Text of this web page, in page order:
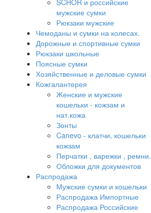
SCHOR и российские
мужские сумки
Рюкзаки мужские
Чемоданы и сумки на колесах.
Дорожные и спортивные сумки
Рюкзаки школьные
Поясные сумки
Хозяйственные и деловые сумки
Кожгалантерея
Женские и мужские
кошельки - кожзам и
нат.кожа
Зонты
Canevo - клатчи, кошельки
кожзам
Перчатки , варежки , ремни.
Обложки для документов
Распродажа
Мужские сумки и кошельки
Распродажа Импортные
Распродажа Российские